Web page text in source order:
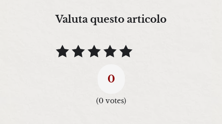
Valuta questo articolo
0
(0votes)